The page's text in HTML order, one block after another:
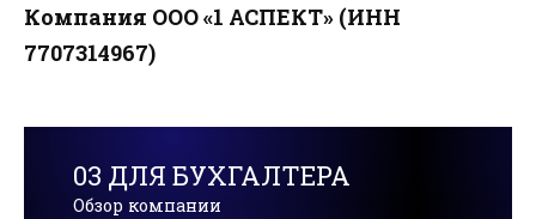
Компания ООО «1 АСПЕКТ» (ИНН
7707314967)
03 ДЛЯ БУХГАЛТЕРА
Обзор компании